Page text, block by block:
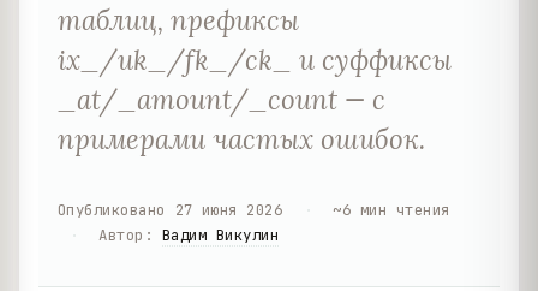
таблиц, префиксы
ix_/uk_/fk_/ck_ и суффиксы
_at/_amount/_count — с
примерами частых ошибок.
Опубликовано 27 июня 2026 ~6 мин чтения
Автор : Вадим Викулин